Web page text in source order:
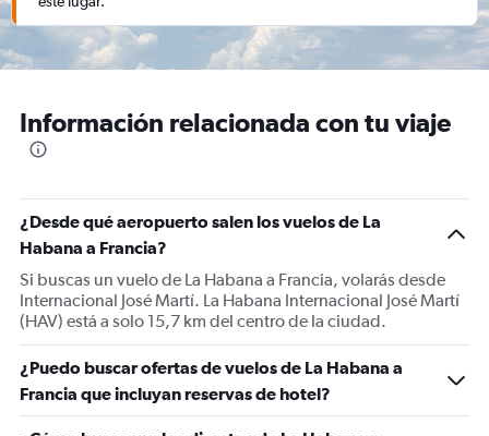
Información relacionada con tu viaje
¿Desde qué aeropuerto salen los vuelos de La
Habana a Francia?
Si buscas un vuelo de La Habana a Francia, volarás desde
Internacional José Martí. La Habana Internacional José Martí
(HAV) está a solo 15,7 km del centro de la ciudad.
¿Puedo buscar ofertas de vuelos de La Habana a
Francia que incluyan reservas de hotel?